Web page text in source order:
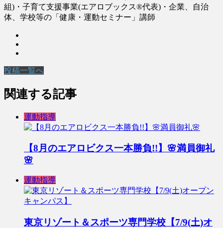
組)・子育て支援事業(エアロブックス®︎代表)・企業、自治
体、学校等の「健康・運動セミナー」講師
投稿一覧へ
関連する記事
運動指導
【8月のエアロビクス一本勝負!!】🌸満員御礼
🌸
運動指導
東京リゾート＆スポーツ専門学校【7/9(土)オ